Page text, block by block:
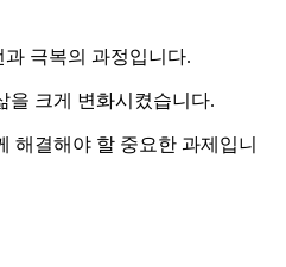
극복의 과정입니다.
을 크게 변화시켰습니다.
해결해야 할 중요한 과제입니